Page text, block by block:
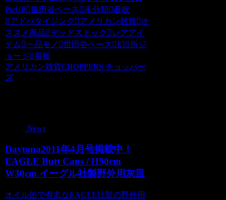
PicUP 世田谷ベース 未分類 看板
アドバタイジング
アメリカン雑貨
オ
ススメ商品
デッドストック
レアアイ
テム
一品モノ 世田谷ベース 幻
所ジ
ョージ
看板
アメリカン雑貨CHOPPERS チョッパー
ズ
News
Daytona2011年4月号掲載中！
EAGLE Butt Cans / H90cm
W30cm イーグル社製野外用灰皿
オイル缶で有名なEAGLE社製の野外用